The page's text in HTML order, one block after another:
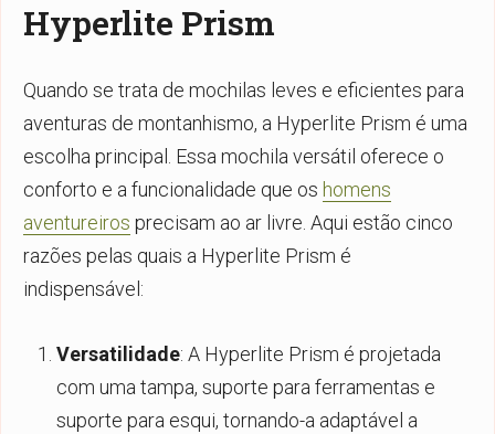
Hyperlite Prism
Quando se trata de mochilas leves e eficientes para
aventuras de montanhismo, a Hyperlite Prism é uma
escolha principal. Essa mochila versátil oferece o
conforto e a funcionalidade que os homens
aventureiros precisam ao ar livre. Aqui estão cinco
razões pelas quais a Hyperlite Prism é
indispensável:
Versatilidade: A Hyperlite Prism é projetada
com uma tampa, suporte para ferramentas e
suporte para esqui, tornando-a adaptável a